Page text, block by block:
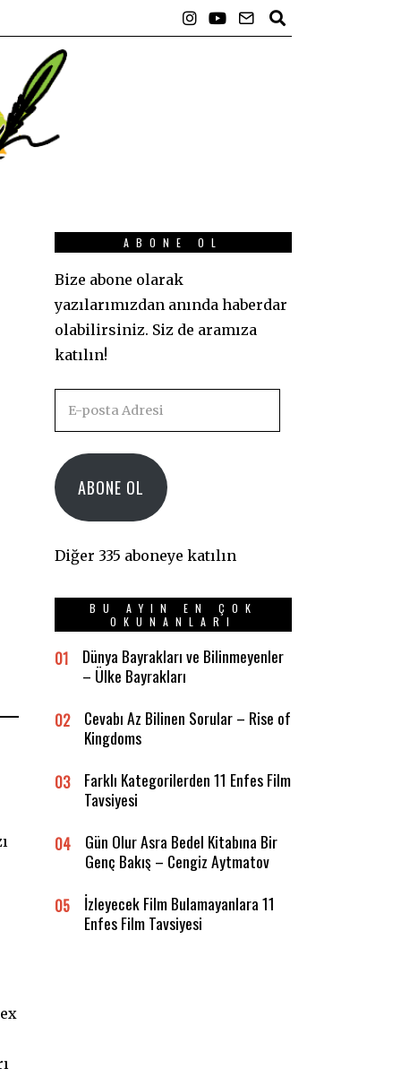
ABONE OL
Bize abone olarak
yazılarımızdan anında haberdar
olabilirsiniz. Siz de aramıza
katılın!
Adresi
ABONE OL
Diğer 335 aboneye katılın
BU AYIN EN ÇOK
OKUNANLARI
01
Dünya Bayrakları ve Bilinmeyenler
– Ülke Bayrakları
02
Cevabı Az Bilinen Sorular – Rise of
Kingdoms
03
Farklı Kategorilerden 11 Enfes Film
Tavsiyesi
04
Gün Olur Asra Bedel Kitabına Bir
Genç Bakış – Cengiz Aytmatov
05
İzleyecek Film Bulamayanlara 11
Enfes Film Tavsiyesi